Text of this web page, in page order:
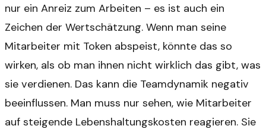
nur ein Anreiz zum Arbeiten – es ist auch ein
Zeichen der Wertschätzung. Wenn man seine
Mitarbeiter mit Token abspeist, könnte das so
wirken, als ob man ihnen nicht wirklich das gibt, was
sie verdienen. Das kann die Teamdynamik negativ
beeinflussen. Man muss nur sehen, wie Mitarbeiter
auf steigende Lebenshaltungskosten reagieren. Sie